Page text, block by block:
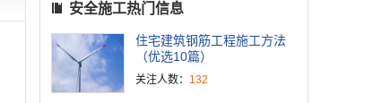
安全施工热门信息
住宅建筑钢筋工程施工方法
（优选10篇）
关注人数： 132